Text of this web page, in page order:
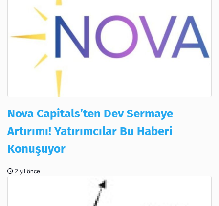
Nova Capitals’ten Dev Sermaye
Artırımı! Yatırımcılar Bu Haberi
Konuşuyor
2 yıl önce